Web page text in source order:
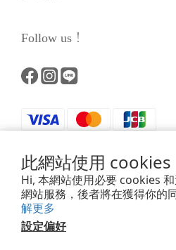
此網站使用 cookies
Hi, 本網站使用必要 cookies
網站服務，後者將在獲得你的
解更多
設定偏好
Follow us！
Powered by SHOPLINE